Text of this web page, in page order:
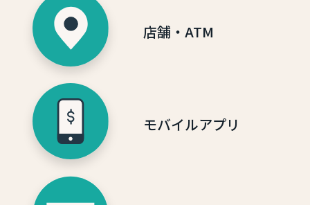
店舗・ATM
モバイルアプリ